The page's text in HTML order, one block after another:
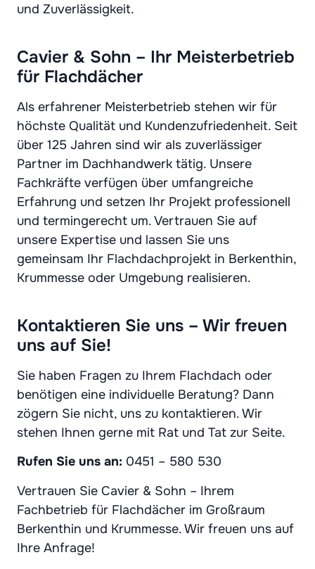
und Zuverlässigkeit.
Cavier & Sohn – Ihr Meisterbetrieb
für Flachdächer
Als erfahrener Meisterbetrieb stehen wir für
höchste Qualität und Kundenzufriedenheit. Seit
über 125 Jahren sind wir als zuverlässiger
Partner im Dachhandwerk tätig. Unsere
Fachkräfte verfügen über umfangreiche
Erfahrung und setzen Ihr Projekt professionell
und termingerecht um. Vertrauen Sie auf
unsere Expertise und lassen Sie uns
gemeinsam Ihr Flachdachprojekt in Berkenthin,
Krummesse oder Umgebung realisieren.
Kontaktieren Sie uns – Wir freuen
uns auf Sie!
Sie haben Fragen zu Ihrem Flachdach oder
benötigen eine individuelle Beratung? Dann
zögern Sie nicht, uns zu kontaktieren. Wir
stehen Ihnen gerne mit Rat und Tat zur Seite.
Rufen Sie uns an: 0451 – 580 530
Vertrauen Sie Cavier & Sohn – Ihrem
Fachbetrieb für Flachdächer im Großraum
Berkenthin und Krummesse. Wir freuen uns auf
Ihre Anfrage!